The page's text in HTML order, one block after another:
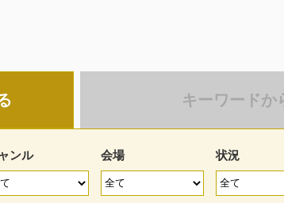
キーワードか
ンル 会場 状況